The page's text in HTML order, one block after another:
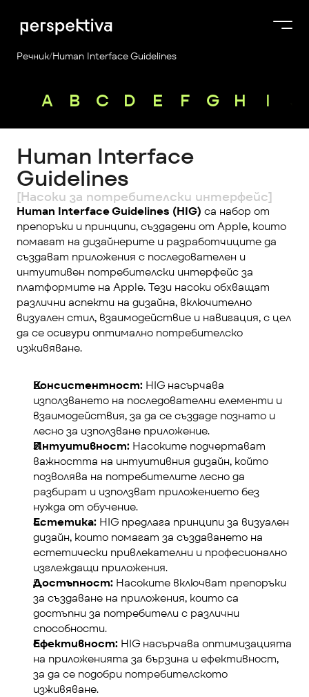
Продукти
За нас
Perspektiva Plus
Речник/Human Interface Guidelines
A B C D E F G H I
Human Interface
Guidelines
[Насоки за потребителски интерфейс]
Human Interface Guidelines (HIG) са набор от
препоръки и принципи, създадени от Apple, които
помагат на дизайнерите и разработчиците да
създават приложения с последователен и
интуитивен потребителски интерфейс за
платформите на Apple. Тези насоки обхващат
различни аспекти на дизайна, включително
визуален стил, взаимодействие и навигация, с цел
да се осигури оптимално потребителско
изживяване.
Консистентност: HIG насърчава
използването на последователни елементи и
взаимодействия, за да се създаде познато и
лесно за използване приложение.
Интуитивност: Насоките подчертават
важността на интуитивния дизайн, който
позволява на потребителите лесно да
разбират и използват приложението без
нужда от обучение.
Естетика: HIG предлага принципи за визуален
дизайн, които помагат за създаването на
естетически привлекателни и професионално
изглеждащи приложения.
Достъпност: Насоките включват препоръки
за създаване на приложения, които са
достъпни за потребители с различни
способности.
Ефективност: HIG насърчава оптимизацията
на приложенията за бързина и ефективност,
за да се подобри потребителското
изживяване.